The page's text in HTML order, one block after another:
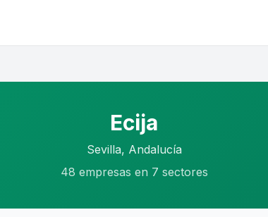
Ecija
Sevilla, Andalucía
48 empresas en 7 sectores